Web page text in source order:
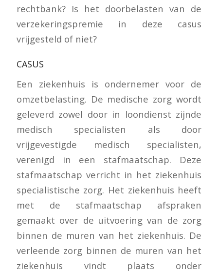
rechtbank? Is het doorbelasten van de
verzekeringspremie in deze casus
vrijgesteld of niet?
CASUS
Een ziekenhuis is ondernemer voor de
omzetbelasting. De medische zorg wordt
geleverd zowel door in loondienst zijnde
medisch specialisten als door
vrijgevestigde medisch specialisten,
verenigd in een stafmaatschap. Deze
stafmaatschap verricht in het ziekenhuis
specialistische zorg. Het ziekenhuis heeft
met de stafmaatschap afspraken
gemaakt over de uitvoering van de zorg
binnen de muren van het ziekenhuis. De
verleende zorg binnen de muren van het
ziekenhuis vindt plaats onder